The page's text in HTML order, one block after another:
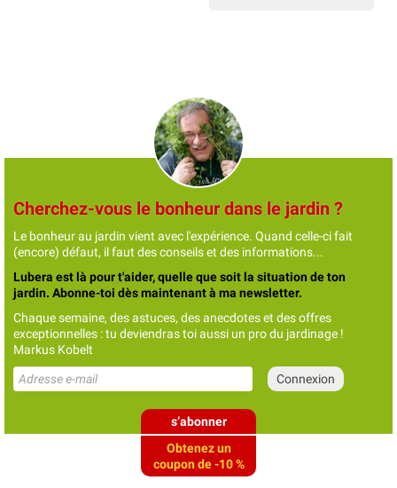
Cherchez-vous le bonheur dans le jardin ?
Le bonheur au jardin vient avec l'expérience. Quand celle-ci fait
(encore) défaut, il faut des conseils et des informations...
Lubera est là pour t'aider, quelle que soit la situation de ton
jardin. Abonne-toi dès maintenant à ma newsletter.
Chaque semaine, des astuces, des anecdotes et des offres
exceptionnelles : tu deviendras toi aussi un pro du jardinage !
Markus Kobelt
s’abonner
Obtenez un
coupon de -10 %